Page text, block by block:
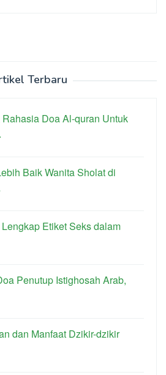
Terbaru
Doa Al-quran Untuk
Baik Wanita Sholat di
Etiket Seks dalam
Penutup Istighosah Arab,
dan Manfaat Dzikir-dzikir